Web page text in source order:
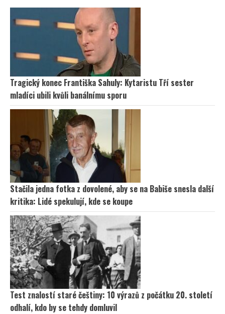
Tragický konec Františka Sahuly: Kytaristu Tří sester
mladíci ubili kvůli banálnímu sporu
Stačila jedna fotka z dovolené, aby se na Babiše snesla další
kritika: Lidé spekulují, kde se koupe
Test znalostí staré češtiny: 10 výrazů z počátku 20. století
odhalí, kdo by se tehdy domluvil